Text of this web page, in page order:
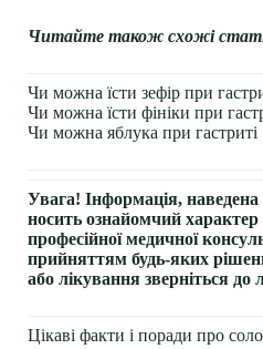
Читайте також схожі
Чи можна їсти зефір при
Чи можна їсти фініки при
Чи можна яблука при гастриті
Увага! Інформація, наведена
носить ознайомчий характер
професійної медичної
прийняттям будь-яких
або лікування зверніться до
Цікаві факти і поради про